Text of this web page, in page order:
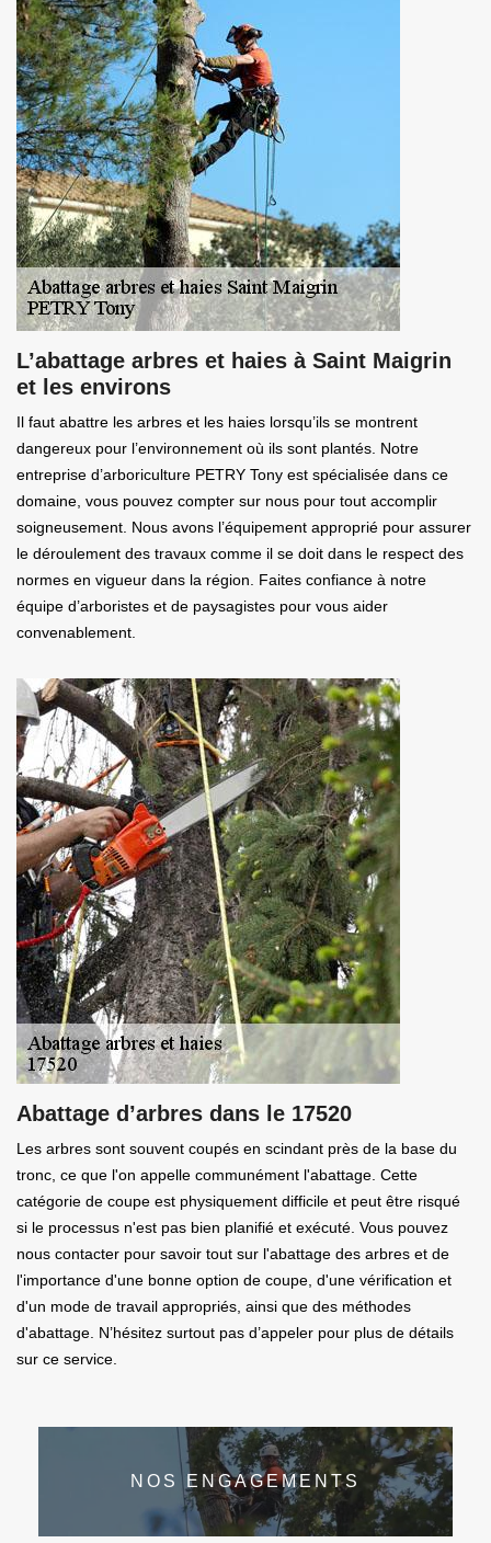
L’abattage arbres et haies à Saint Maigrin
et les environs
Il faut abattre les arbres et les haies lorsqu’ils se montrent
dangereux pour l’environnement où ils sont plantés. Notre
entreprise d’arboriculture PETRY Tony est spécialisée dans ce
domaine, vous pouvez compter sur nous pour tout accomplir
soigneusement. Nous avons l’équipement approprié pour assurer
le déroulement des travaux comme il se doit dans le respect des
normes en vigueur dans la région. Faites confiance à notre
équipe d’arboristes et de paysagistes pour vous aider
convenablement.
Abattage d’arbres dans le 17520
Les arbres sont souvent coupés en scindant près de la base du
tronc, ce que l'on appelle communément l'abattage. Cette
catégorie de coupe est physiquement difficile et peut être risqué
si le processus n'est pas bien planifié et exécuté. Vous pouvez
nous contacter pour savoir tout sur l'abattage des arbres et de
l'importance d'une bonne option de coupe, d'une vérification et
d'un mode de travail appropriés, ainsi que des méthodes
d'abattage. N’hésitez surtout pas d’appeler pour plus de détails
sur ce service.
NOS ENGAGEMENTS